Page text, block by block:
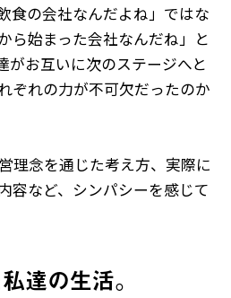
食の会社なんだよね」ではな
ら始まった会社なんだね」と
がお互いに次のステージへと
ぞれの力が不可欠だったのか
理念を通じた考え方、実際に
容など、シンパシーを感じて
達の生活。